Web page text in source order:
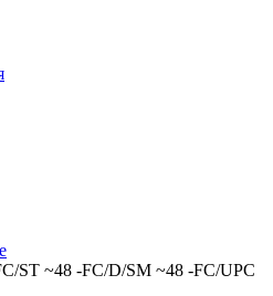
~48 -FC/D/SM ~48 -FC/UPC